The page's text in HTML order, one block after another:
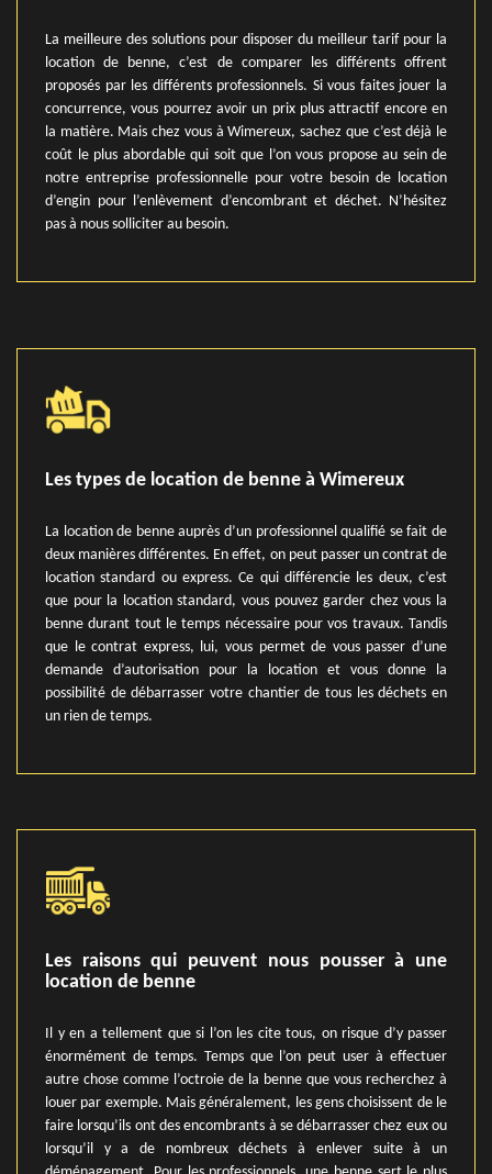
La meilleure des solutions pour disposer du meilleur tarif pour la
location de benne, c’est de comparer les différents offrent
proposés par les différents professionnels. Si vous faites jouer la
concurrence, vous pourrez avoir un prix plus attractif encore en
la matière. Mais chez vous à Wimereux, sachez que c’est déjà le
coût le plus abordable qui soit que l’on vous propose au sein de
notre entreprise professionnelle pour votre besoin de location
d’engin pour l’enlèvement d’encombrant et déchet. N’hésitez
pas à nous solliciter au besoin.
Les types de location de benne à Wimereux
La location de benne auprès d’un professionnel qualifié se fait de
deux manières différentes. En effet, on peut passer un contrat de
location standard ou express. Ce qui différencie les deux, c’est
que pour la location standard, vous pouvez garder chez vous la
benne durant tout le temps nécessaire pour vos travaux. Tandis
que le contrat express, lui, vous permet de vous passer d’une
demande d’autorisation pour la location et vous donne la
possibilité de débarrasser votre chantier de tous les déchets en
un rien de temps.
Les raisons qui peuvent nous pousser à une
location de benne
Il y en a tellement que si l’on les cite tous, on risque d’y passer
énormément de temps. Temps que l’on peut user à effectuer
autre chose comme l’octroie de la benne que vous recherchez à
louer par exemple. Mais généralement, les gens choisissent de le
faire lorsqu’ils ont des encombrants à se débarrasser chez eux ou
lorsqu’il y a de nombreux déchets à enlever suite à un